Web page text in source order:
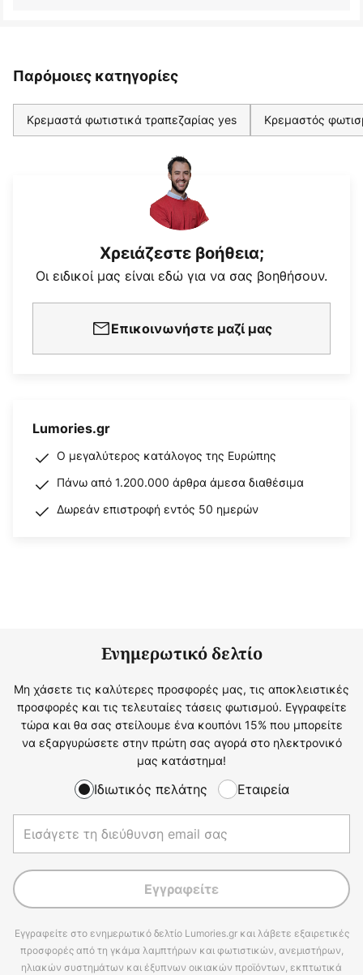
Παρόμοιες κατηγορίες
Κρεμαστά φωτιστικά τραπεζαρίας yes Κρεμαστός
Χρειάζεστε βοήθεια;
Οι ειδικοί μας είναι εδώ για να σας βοηθήσουν.
Επικοινωνήστε μαζί μας
Lumories.gr
Ο μεγαλύτερος κατάλογος της Ευρώπης
Πάνω από 1.200.000 άρθρα άμεσα διαθέσιμα
Δωρεάν επιστροφή εντός 50 ημερών
Ενημερωτικό δελτίο
Μη χάσετε τις καλύτερες προσφορές μας, τις αποκλειστικές
προσφορές και τις τελευταίες τάσεις φωτισμού. Εγγραφείτε
τώρα και θα σας στείλουμε ένα κουπόνι 15% που μπορείτε
να εξαργυρώσετε στην πρώτη σας αγορά στο ηλεκτρονικό
μας κατάστημα!
Ιδιωτικός πελάτης Εταιρεία
Εγγραφείτε
Εγγραφείτε στο ενημερωτικό δελτίο Lumories.gr και λάβετε εξαιρετικές
προσφορές από τη γκάμα λαμπτήρων και φωτιστικών, ανεμιστήρων,
ηλιακών συστημάτων και έξυπνων οικιακών προϊόντων, εκπτωτικά